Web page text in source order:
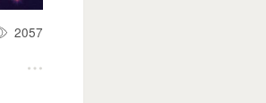
2057